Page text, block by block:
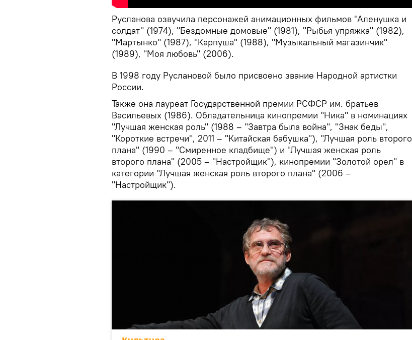
Русланова озвучила персонажей анимационных фильмов "Аленушка и
солдат" (1974), "Бездомные домовые" (1981), "Рыбья упряжка" (1982),
"Мартынко" (1987), "Карпуша" (1988), "Музыкальный магазинчик"
(1989), "Моя любовь" (2006).
В 1998 году Руслановой было присвоено звание Народной артистки
России.
Также она лауреат Государственной премии РСФСР им. братьев
Васильевых (1986). Обладательница кинопремии "Ника" в номинациях
"Лучшая женская роль" (1988 – "Завтра была война", "Знак беды",
"Короткие встречи", 2011 – "Китайская бабушка"), "Лучшая роль второго
плана" (1990 – "Смиренное кладбище") и "Лучшая женская роль
второго плана" (2005 – "Настройщик"), кинопремии "Золотой орел" в
категории "Лучшая женская роль второго плана" (2006 –
"Настройщик").